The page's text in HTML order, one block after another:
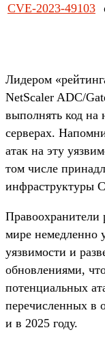
CVE-2023-49103
Лидером
NetScaler ADC/
выполнять код на
серверах.
атак на эту
том числе
инфраструктуры
Правоохранители
мире немедленно
уязвимости и
обновлениями,
потенциальных
перечисленных в
и в 2025 году.